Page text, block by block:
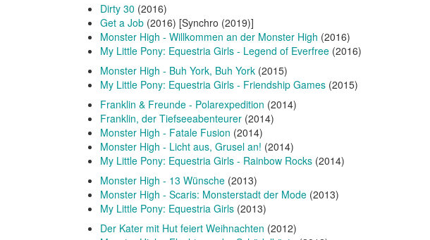
Dirty 30 (2016)
Get a Job (2016) [Synchro (2019)]
Monster High - Willkommen an der Monster High (2016)
My Little Pony: Equestria Girls - Legend of Everfree (2016)
Monster High - Buh York, Buh York (2015)
My Little Pony: Equestria Girls - Friendship Games (2015)
Franklin & Freunde - Polarexpedition (2014)
Franklin, der Tiefseeabenteurer (2014)
Monster High - Fatale Fusion (2014)
Monster High - Licht aus, Grusel an! (2014)
My Little Pony: Equestria Girls - Rainbow Rocks (2014)
Monster High - 13 Wünsche (2013)
Monster High - Scaris: Monsterstadt der Mode (2013)
My Little Pony: Equestria Girls (2013)
Der Kater mit Hut feiert Weihnachten (2012)